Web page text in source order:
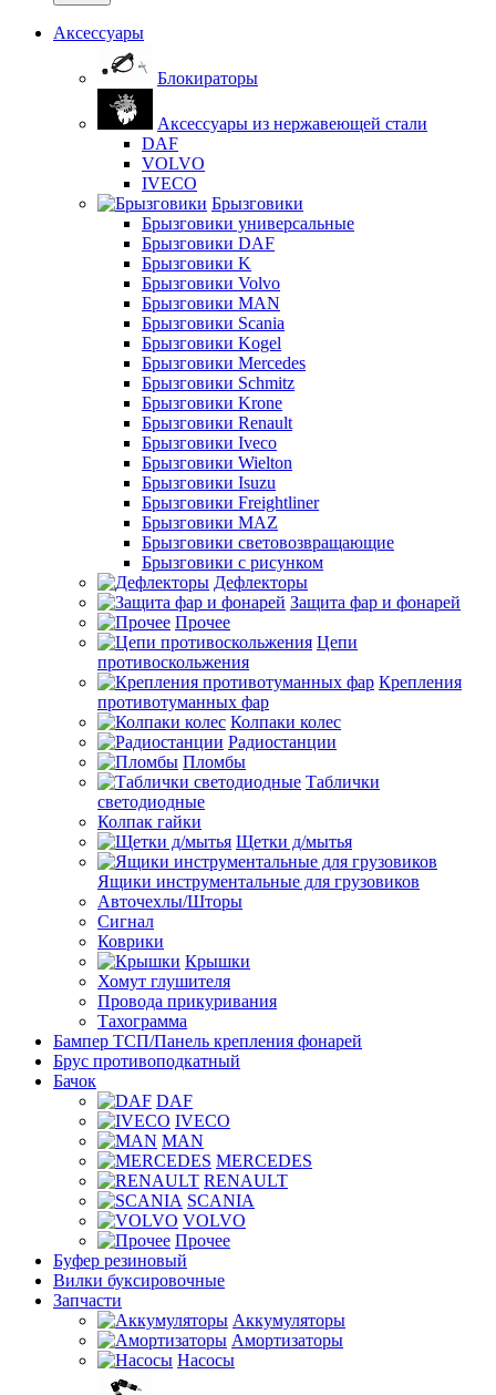
Аксессуары
Блокираторы
Аксессуары из нержавеющей стали
DAF
VOLVO
IVECO
Брызговики
Брызговики универсальные
Брызговики DAF
Брызговики K
Брызговики Volvo
Брызговики MAN
Брызговики Scania
Брызговики Kogel
Брызговики Mercedes
Брызговики Schmitz
Брызговики Krone
Брызговики Renault
Брызговики Iveco
Брызговики Wielton
Брызговики Isuzu
Брызговики Freightliner
Брызговики MAZ
Брызговики световозвращающие
Брызговики с рисунком
Дефлекторы
Защита фар и фонарей
Прочее
Цепи
противоскольжения
Крепления
противотуманных фар
Колпаки колес
Радиостанции
Пломбы
Таблички
светодиодные
Колпак гайки
Щетки д/мытья
Ящики инструментальные для грузовиков
Авточехлы/Шторы
Сигнал
Коврики
Крышки
Хомут глушителя
Провода прикуривания
Тахограмма
Бампер ТСП/Панель крепления фонарей
Брус противоподкатный
Бачок
DAF
IVECO
MAN
MERCEDES
RENAULT
SCANIA
VOLVO
Прочее
Буфер резиновый
Вилки буксировочные
Запчасти
Аккумуляторы
Амортизаторы
Насосы